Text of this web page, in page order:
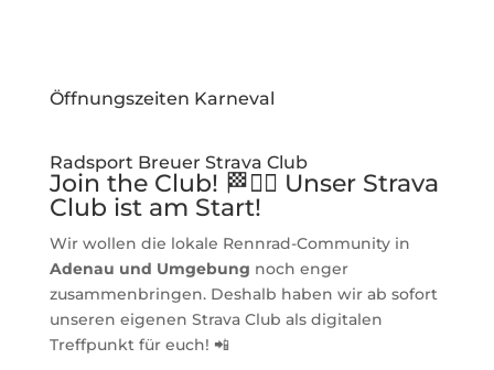
Öffnungszeiten Karneval
Radsport Breuer Strava Club
Join the Club! 🏁🚴‍♂️ Unser Strava
Club ist am Start!
Wir wollen die lokale Rennrad-Community in
Adenau und Umgebung noch enger
zusammenbringen. Deshalb haben wir ab sofort
unseren eigenen Strava Club als digitalen
Treffpunkt für euch! 📲